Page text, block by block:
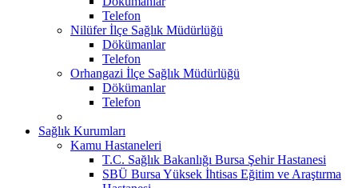
Telefon
Nilüfer İlçe Sağlık Müdürlüğü
Dökümanlar
Telefon
Orhangazi İlçe Sağlık Müdürlüğü
Dökümanlar
Telefon
Sağlık Kurumları
Kamu Hastaneleri
T.C. Sağlık Bakanlığı Bursa Şehir Hastanesi
SBÜ Bursa Yüksek İhtisas Eğitim ve Araştırma